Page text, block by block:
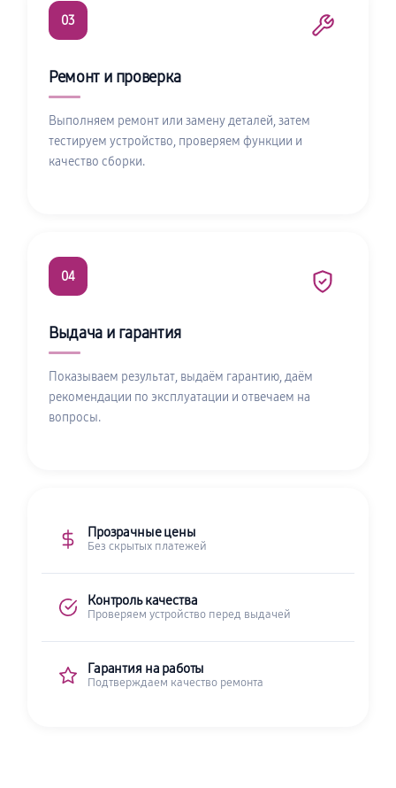
03
Ремонт и проверка
Выполняем ремонт или замену деталей, затем
тестируем устройство, проверяем функции и
качество сборки.
04
Выдача и гарантия
Показываем результат, выдаём гарантию, даём
рекомендации по эксплуатации и отвечаем на
вопросы.
Прозрачные цены
Без скрытых платежей
Контроль качества
Проверяем устройство перед выдачей
Гарантия на работы
Подтверждаем качество ремонта